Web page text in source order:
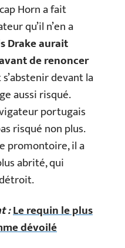
Horn a fait
qu’il n’en a
Drake aurait
de renoncer
devant la
aussi risqué.
portugais
risqué non plus.
promontoire, il a
abrité, qui
:Le requin le plus
dévoilé